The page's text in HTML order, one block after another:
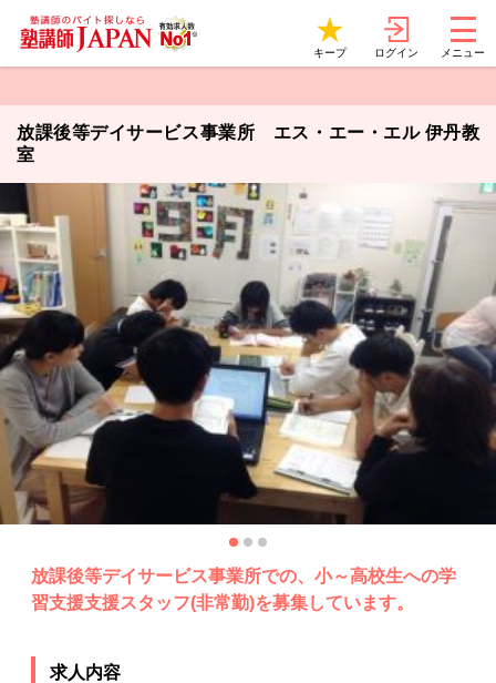
キープ ログイン メニュー
放課後等デイサービス事業所 エス・エー・エル 伊丹教
室
放課後等デイサービス事業所での、小～高校生への学
習支援支援スタッフ(非常勤)を募集しています。
求人内容